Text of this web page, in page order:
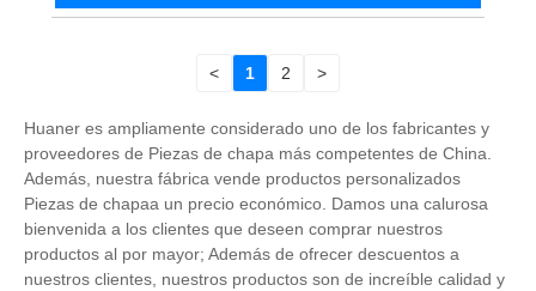
< 1 2 >
Huaner es ampliamente considerado uno de los fabricantes y
proveedores de Piezas de chapa más competentes de China.
Además, nuestra fábrica vende productos personalizados
Piezas de chapaa un precio económico. Damos una calurosa
bienvenida a los clientes que deseen comprar nuestros
productos al por mayor; Además de ofrecer descuentos a
nuestros clientes, nuestros productos son de increíble calidad y